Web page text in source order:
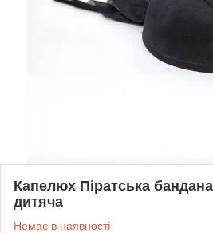
Капелюх Піратська
дитяча
Немає в наявності